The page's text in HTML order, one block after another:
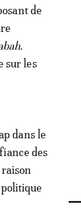
de
.
sur les
dans le
des